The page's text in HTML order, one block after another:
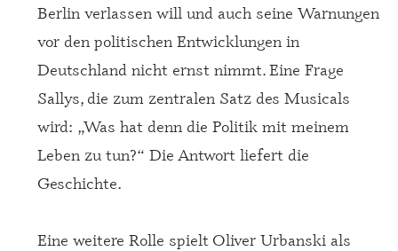
Berlin verlassen will und auch seine Warnungen
vor den politischen Entwicklungen in
Deutschland nicht ernst nimmt. Eine Frage
Sallys, die zum zentralen Satz des Musicals
wird: „Was hat denn die Politik mit meinem
Leben zu tun?“ Die Antwort liefert die
Geschichte.
Eine weitere Rolle spielt Oliver Urbanski als